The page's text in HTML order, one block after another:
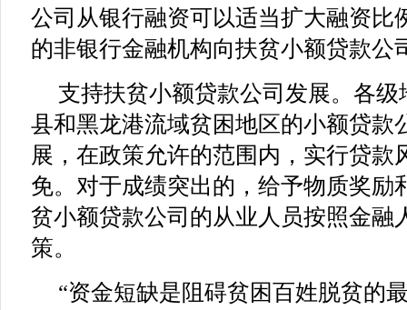
公司从银行融资可以适当扩大融资比
的非银行金融机构向扶贫小额贷款公
支持扶贫小额贷款公司发展。各
县和黑龙港流域贫困地区的小额贷款
展，在政策允许的范围内，实行贷款
免。对于成绩突出的，给予物质奖励
贫小额贷款公司的从业人员按照金融
策。
“资金短缺是阻碍贫困百姓脱贫的